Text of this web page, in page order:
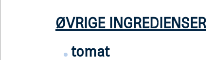
ØVRIGE INGREDIENSER
tomat